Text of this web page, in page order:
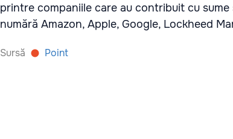
printre companiile care au contribuit cu
numără Amazon, Apple, Google, Lockheed
Sursă Point